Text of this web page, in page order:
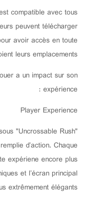
compatible avec tous
peuvent télécharger
avoir accès en toute
leurs emplacements.
a un impact sur son
expérience :
Player Experience
"Uncrossable Rush"
d’action. Chaque
expériene encore plus
et l’écran principal
extrêmement élégants.